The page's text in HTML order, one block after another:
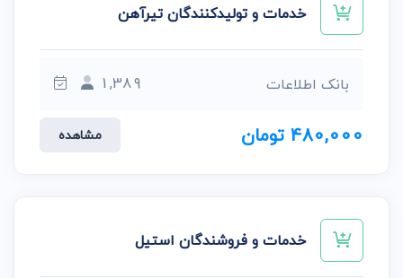
خدمات و تولیدکنندگان تیرآهن
بانک اطلاعات 1,389
480,000 تومان مشاهده
خدمات و فروشندگان استیل